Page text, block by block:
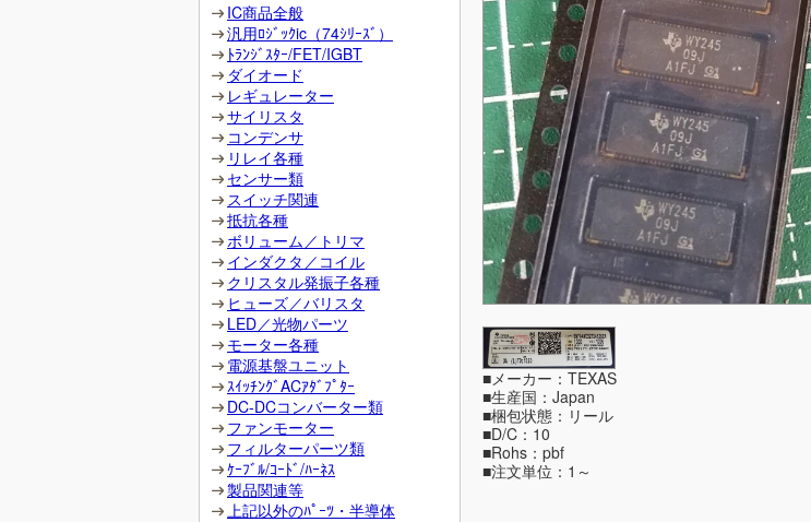
IC商品全般
汎用ﾛｼﾞｯｸic（74ｼﾘｰｽﾞ）
ﾄﾗﾝｼﾞｽﾀｰ/FET/IGBT
ダイオード
レギュレーター
サイリスタ
コンデンサ
リレイ各種
センサー類
スイッチ関連
抵抗各種
ボリューム／トリマ
インダクタ／コイル
クリスタル発振子各種
ヒューズ／バリスタ
LED／光物パーツ
モーター各種
電源基盤ユニット
ｽｲｯﾁﾝｸﾞACｱﾀﾞﾌﾟﾀｰ
DC-DCコンバーター類
ファンモーター
フィルターパーツ類
ｹｰﾌﾞﾙ/ｺｰﾄﾞ/ﾊｰﾈｽ
製品関連等
上記以外のﾊﾟｰﾂ・半導体
■メーカー：TEXAS
■生産国：Japan
■梱包状態：リール
■D/C：10
■Rohs：pbf
■注文単位：1～